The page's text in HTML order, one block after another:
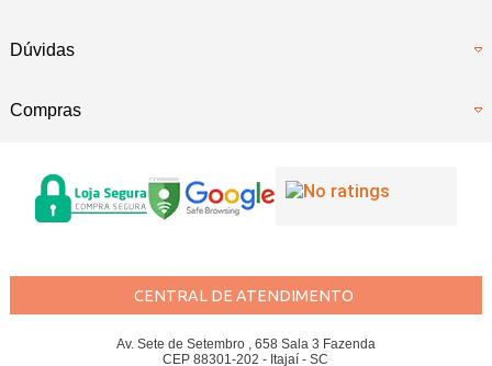
Dúvidas
Compras
CENTRAL DE ATENDIMENTO
Av. Sete de Setembro , 658 Sala 3 Fazenda
CEP 88301-202 - Itajaí - SC